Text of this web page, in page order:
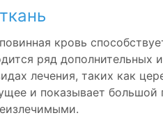
кровь
ряд дополнительных
лечения, таких как
и показывает большой